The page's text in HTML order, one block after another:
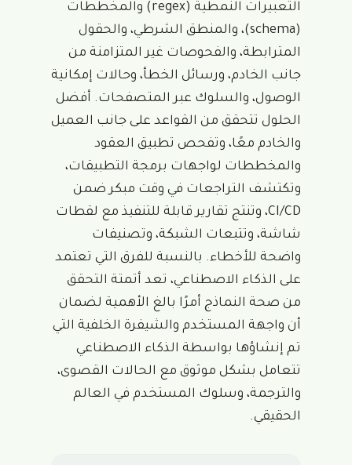
التعبيرات النمطية (regex) والمخططات
(schema)، والمنطق الشرطي، والحقول
المترابطة، والفحوصات غير المتزامنة من
جانب الخادم، ورسائل الخطأ، وحالات إمكانية
الوصول، والسلوك عبر المتصفحات. أفضل
الحلول تتحقق من القواعد على جانب العميل
والخادم معًا، وتفحص تطبيق العقود
والمخططات لواجهات برمجة التطبيقات،
وتكتشف التراجعات في وقت مبكر ضمن
CI/CD، وتنتج تقارير قابلة للتنفيذ مع لقطات
شاشة، وتتبعات الشبكة، وتصنيفات
واضحة للأخطاء. بالنسبة للفرق التي تعتمد
على الذكاء الاصطناعي، تعد أتمتة التحقق
من صحة النماذج أمرًا بالغ الأهمية لضمان
أن واجهة المستخدم والشيفرة الخلفية التي
تم إنشاؤها بواسطة الذكاء الاصطناعي
تتعامل بشكل موثوق مع الحالات القصوى،
والترجمة، وسلوك المستخدم في العالم
الحقيقي.